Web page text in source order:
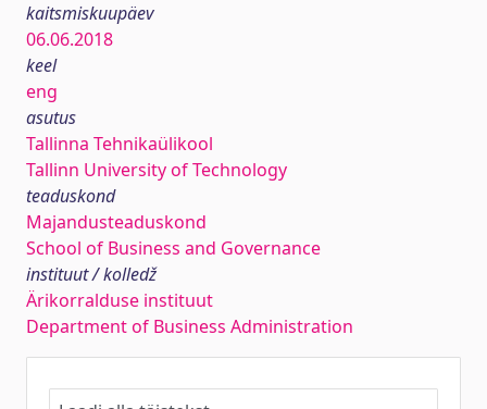
kaitsmiskuupäev
06.06.2018
keel
eng
asutus
Tallinna Tehnikaülikool
Tallinn University of Technology
teaduskond
Majandusteaduskond
School of Business and Governance
instituut / kolledž
Ärikorralduse instituut
Department of Business Administration